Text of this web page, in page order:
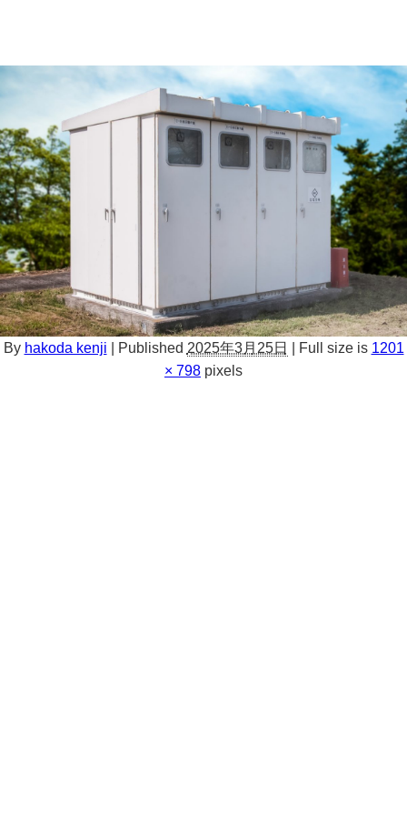
By hakoda kenji Published 2025年3月25日 Full size is 1201
× 798 pixels